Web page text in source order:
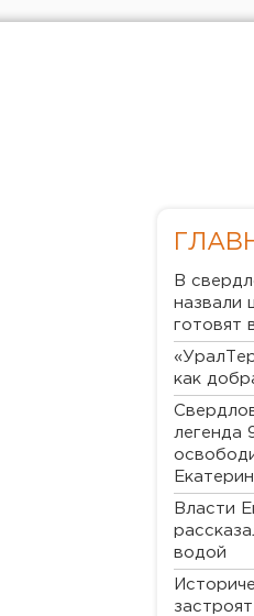
В
назвали
готовят
как
легенда
Власти
водой